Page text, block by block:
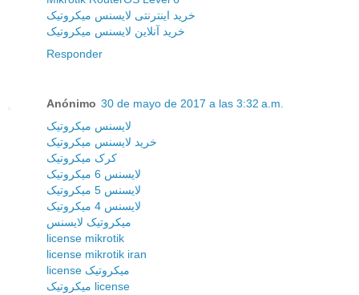
خرید اینترنتی لایسنس میکروتیک
خرید آنلاین لایسنس میکروتیک
Responder
Anónimo 30 de mayo de 2017 a las 3:32 a.m.
لایسنس میکروتیک
خرید لایسنس میکروتیک
کرک میکروتیک
لایسنس 6 میکروتیک
لایسنس 5 میکروتیک
لایسنس 4 میکروتیک
میکروتیک لایسنس
license mikrotik
license mikrotik iran
license میکروتیک
میکروتیک license